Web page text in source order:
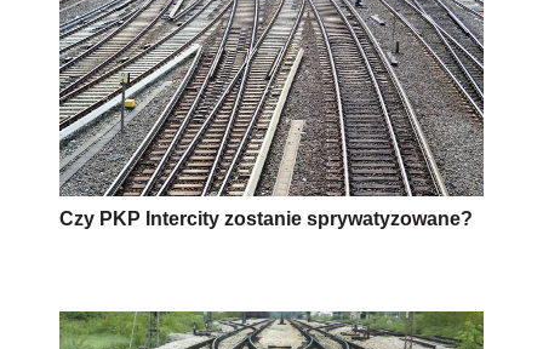
Czy PKP Intercity zostanie sprywatyzowane?